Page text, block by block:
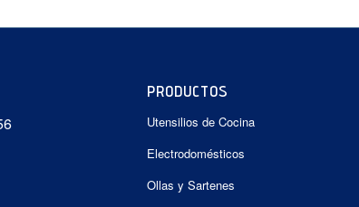
PRODUCTOS
Utensilios de Cocina
Electrodomésticos
Ollas y Sartenes